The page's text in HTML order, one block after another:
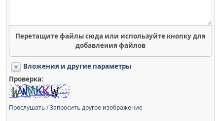
Перетащите файлы сюда или используйте кнопку для
добавления файлов
Вложения и другие параметры
Проверка:
Прослушать/Запросить другое изображение